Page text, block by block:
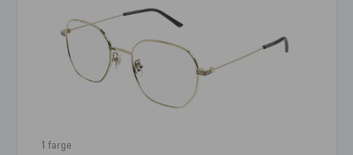
1 farge